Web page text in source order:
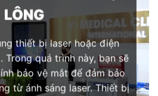
LÔNG
thiết bị laser hoặc điện
Trong quá trình này, bạn sẽ
bảo vệ mắt để đảm bảo
từ ánh sáng laser. Thiết bị